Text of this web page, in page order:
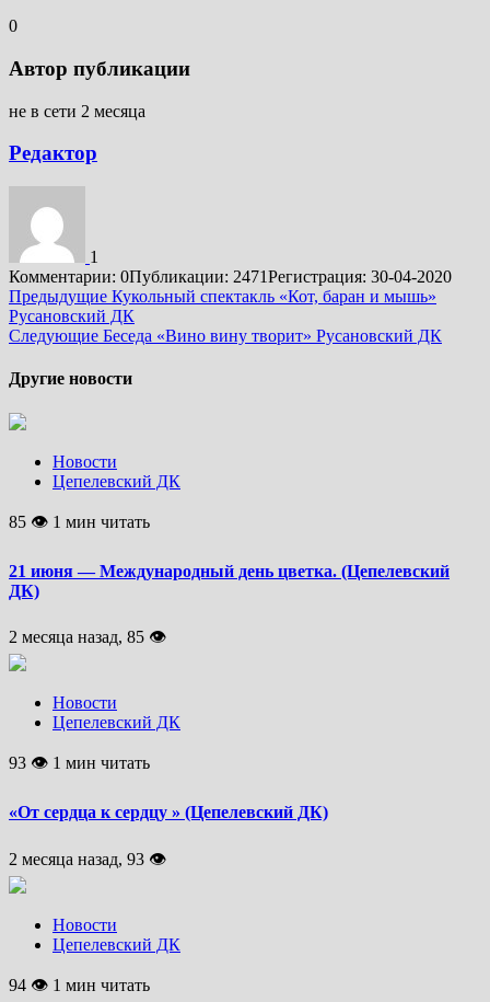
0
Автор публикации
не в сети 2 месяца
Редактор
1
Комментарии: 0Публикации: 2471Регистрация: 30-04-2020
Подробнее
Предыдущие Кукольный спектакль «Кот, баран и мышь»
Русановский ДК
Следующие Беседа «Вино вину творит» Русановский ДК
Другие новости
Новости
Цепелевский ДК
85 👁 1 мин читать
21 июня — Международный день цветка. (Цепелевский
ДК)
2 месяца назад, 85 👁
Новости
Цепелевский ДК
93 👁 1 мин читать
«От сердца к сердцу » (Цепелевский ДК)
2 месяца назад, 93 👁
Новости
Цепелевский ДК
94 👁 1 мин читать